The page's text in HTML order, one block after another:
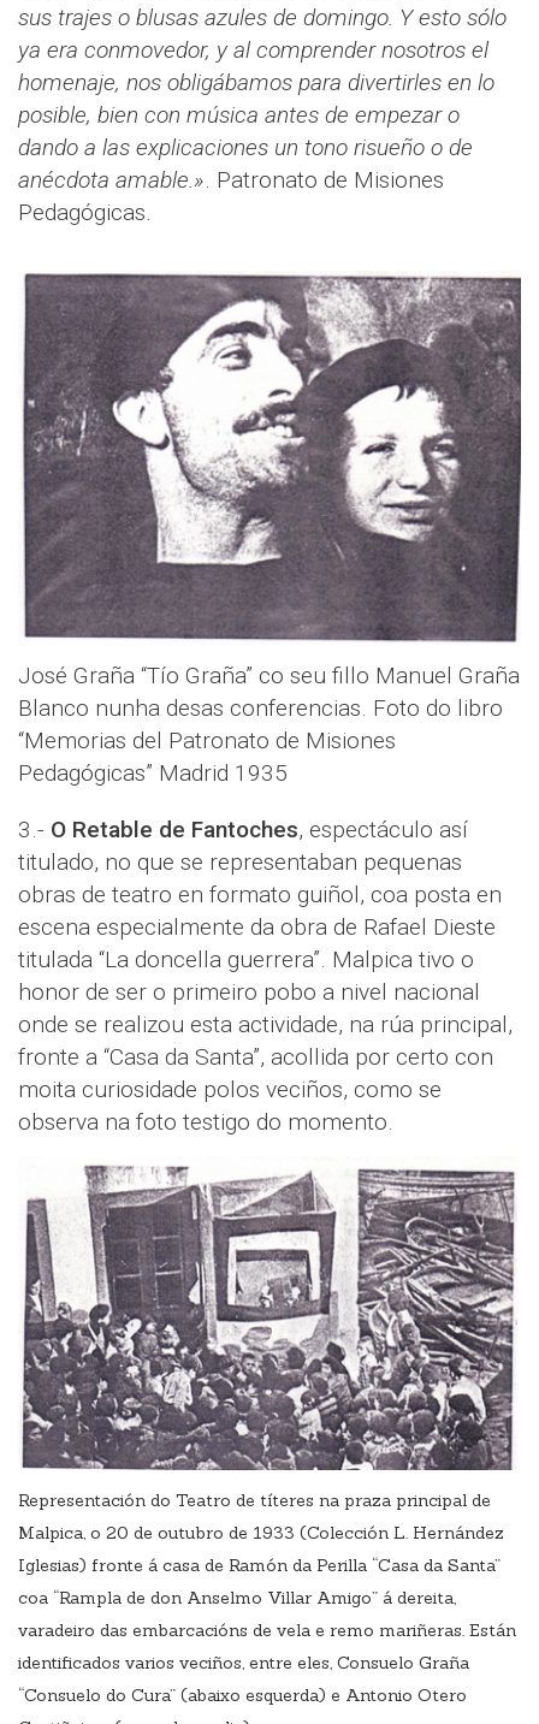
sus trajes o blusas azules de domingo. Y esto sólo
ya era conmovedor, y al comprender nosotros el
homenaje, nos obligábamos para divertirles en lo
posible, bien con música antes de empezar o
dando a las explicaciones un tono risueño o de
anécdota amable.». Patronato de Misiones
Pedagógicas.
José Graña “Tío Graña” co seu fillo Manuel Graña
Blanco nunha desas conferencias. Foto do libro
“Memorias del Patronato de Misiones
Pedagógicas” Madrid 1935
3.- O Retable de Fantoches, espectáculo así
titulado, no que se representaban pequenas
obras de teatro en formato guiñol, coa posta en
escena especialmente da obra de Rafael Dieste
titulada “La doncella guerrera”. Malpica tivo o
honor de ser o primeiro pobo a nivel nacional
onde se realizou esta actividade, na rúa principal,
fronte a “Casa da Santa”, acollida por certo con
moita curiosidade polos veciños, como se
observa na foto testigo do momento.
Representación do Teatro de títeres na praza principal de
Malpica, o 20 de outubro de 1933 (Colección L. Hernández
Iglesias) fronte á casa de Ramón da Perilla “Casa da Santa”
coa “Rampla de don Anselmo Villar Amigo” á dereita,
varadeiro das embarcacións de vela e remo mariñeras. Están
identificados varios veciños, entre eles, Consuelo Graña
“Consuelo do Cura” (abaixo esquerda) e Antonio Otero